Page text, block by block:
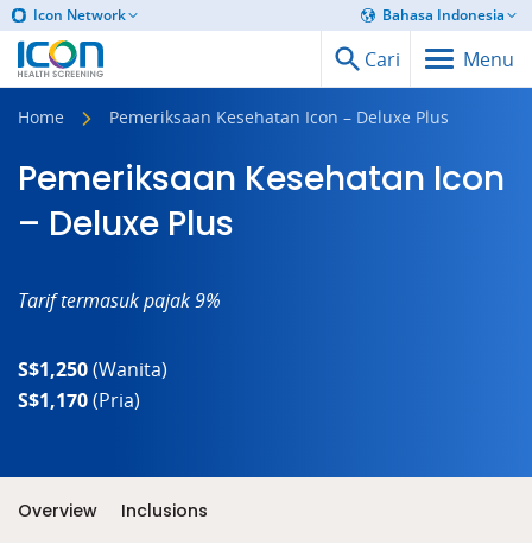
Icon Network Bahasa Indonesia
Cari Menu
Home Pemeriksaan Kesehatan Icon – Deluxe Plus
Pemeriksaan Kesehatan Icon
– Deluxe Plus
Tarif termasuk pajak 9%
S$1,250(Wanita)
S$1,170(Pria)
Overview Inclusions